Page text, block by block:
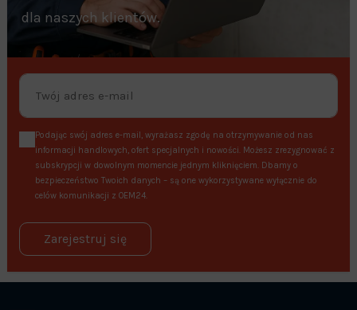
dla naszych klientów.
Podając swój adres e-mail, wyrażasz zgodę na otrzymywanie od nas
informacji handlowych, ofert specjalnych i nowości. Możesz zrezygnować z
subskrypcji w dowolnym momencie jednym kliknięciem. Dbamy o
bezpieczeństwo Twoich danych – są one wykorzystywane wyłącznie do
celów komunikacji z OEM24.
Zarejestruj się